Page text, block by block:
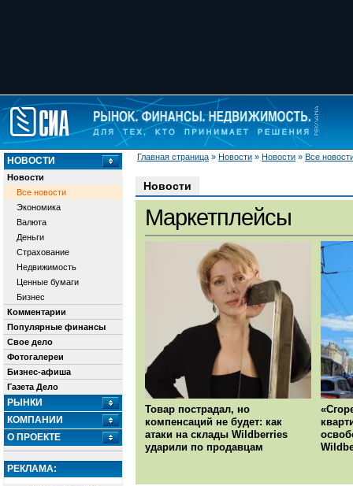
Главная страница » Новости » Новости » Все
НОВОСТИ
Новости
Все новости
Экономика
Валюта
Деньги
Страхование
Недвижимость
Ценные бумаги
Бизнес
Комментарии
Популярные финансы
Свое дело
Фотогалереи
Бизнес-афиша
Газета Дело
РЫНКИ
КОМПАНИИ
О ПРОЕКТЕ
РЕКЛАМА:
Новости
Маркетплейсы
Товар пострадал, но
компенсаций не будет: как
атаки на склады Wildberries
ударили по продавцам